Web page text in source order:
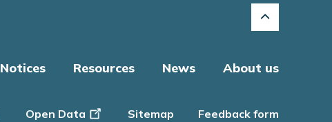
Notices Resources News About us
Open Data Sitemap Feedback form